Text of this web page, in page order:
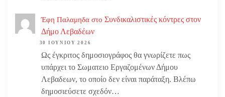
Έφη Παλαμηδα στο Συνδικαλιστικές κόντρες στον
Δήμο Λεβαδέων
30 ΙΟΥΝΊΟΥ 2026
Ως έγκριτος δημοσιογράφος θα γνωρίζετε πως
υπάρχει το Σωματειο Εργαζομένων Δήμου
Λεβαδεων, το οποίο δεν είναι παράταξη. Βλέπω
δημοσιεύσετε σχεδόν…